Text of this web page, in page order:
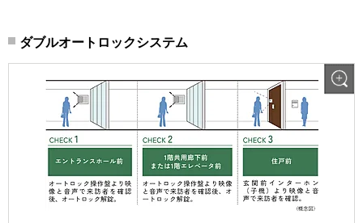
ダブルオートロックシステム